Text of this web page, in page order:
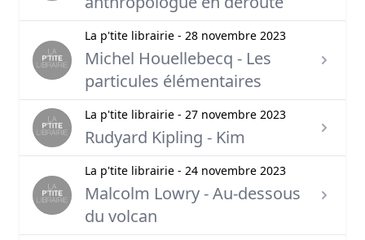
La p'tite librairie - 28 novembre 2023
Michel Houellebecq - Les
particules élémentaires
La p'tite librairie - 27 novembre 2023
Rudyard Kipling - Kim
La p'tite librairie - 24 novembre 2023
Malcolm Lowry - Au-dessous
du volcan